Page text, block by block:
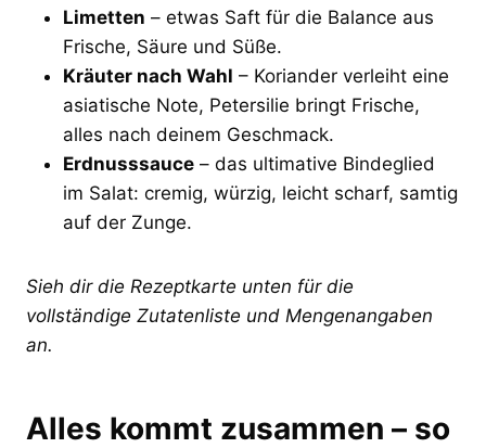
Limetten – etwas Saft für die Balance aus
Frische, Säure und Süße.
Kräuter nach Wahl – Koriander verleiht eine
asiatische Note, Petersilie bringt Frische,
alles nach deinem Geschmack.
Erdnusssauce – das ultimative Bindeglied
im Salat: cremig, würzig, leicht scharf, samtig
auf der Zunge.
Sieh dir die Rezeptkarte unten für die
vollständige Zutatenliste und Mengenangaben
an.
Alles kommt zusammen – so